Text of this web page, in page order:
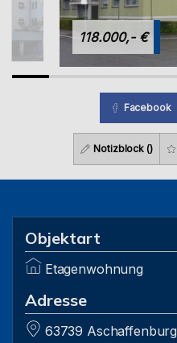
118.000,- €
Facebook
Notizblock ()
Objektart
Etagenwohnung
Adresse
63739